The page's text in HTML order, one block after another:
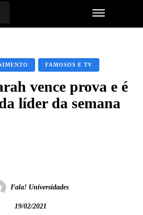
FAMOSOS E TV
vence prova e é
líder da semana
Fala! Universidades
19/02/2021